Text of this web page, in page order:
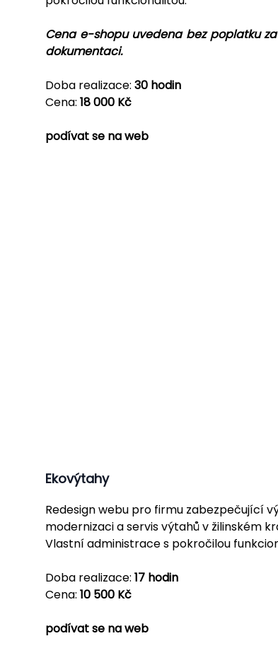
Cena e-shopu uvedena bez poplatku
dokumentaci.
Doba realizace: 30 hodin
Cena: 18 000 Kč
podívat se na web
Ekovýtahy
Redesign webu pro firmu zabezpečující
modernizaci a servis výtahů v žilinském
Vlastní administrace s pokročilou
Doba realizace: 17 hodin
Cena: 10 500 Kč
podívat se na web